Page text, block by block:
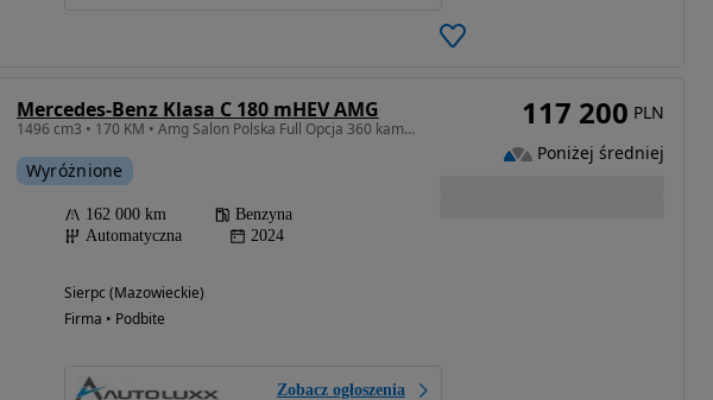
Mercedes-Benz Klasa C 180 mHEV AMG
1496 cm3 • 170 KM • Amg Salon Polska Full Opcja 360 kamery
Wyróżnione
162 000 km
Benzyna
Automatyczna
2024
Sierpc (Mazowieckie)
Firma • Podbite
Zobacz ogłoszenia
117 200 PLN
Poniżej średniej